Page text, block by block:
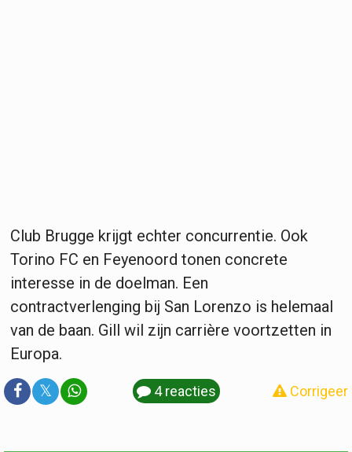
Club Brugge krijgt echter concurrentie. Ook
Torino FC en Feyenoord tonen concrete
interesse in de doelman. Een
contractverlenging bij San Lorenzo is helemaal
van de baan. Gill wil zijn carrière voortzetten in
Europa.
𝕏 4 reacties Corrigeer